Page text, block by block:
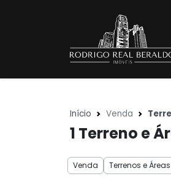
Início Venda
1 Terreno e
Venda Terrenos e Áreas